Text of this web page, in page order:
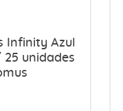
Infinity Azul
unidades